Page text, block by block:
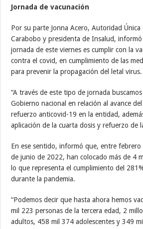
Jornada de vacunación
Por su parte Jonna Acero, Autoridad Única
Carabobo y presidenta de Insalud,
jornada de este viernes es cumplir con la
contra el covid, en cumplimiento de las
para prevenir la propagación del letal virus.
“A través de este tipo de jornada
Gobierno nacional en relación al avance
refuerzo anticovid-19 en la entidad,
aplicación de la cuarta dosis y refuerzo de
En ese sentido, informó que, entre
de junio de 2022, han colocado más de 4
lo que representa el cumplimiento del
durante la pandemia.
“Podemos decir que hasta ahora hemos
mil 223 personas de la tercera edad, 2
adultos, 458 mil 374 adolescentes y 349